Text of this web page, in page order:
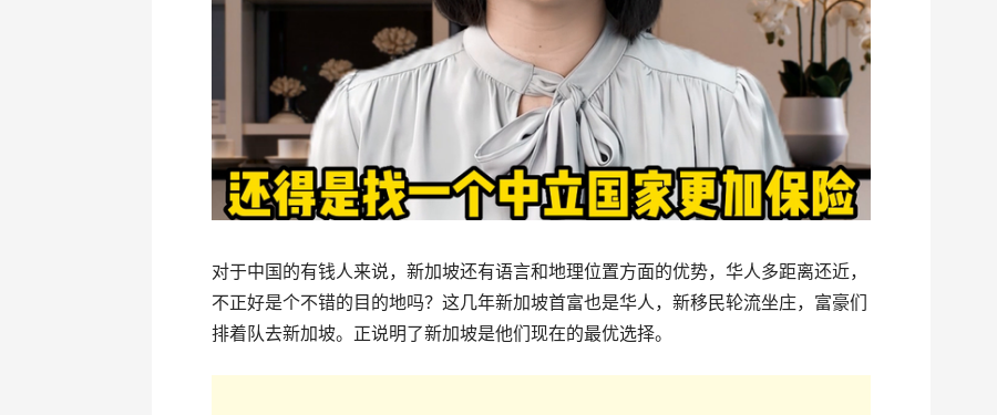
对于中国的有钱人来说，新加坡还有语言和地理位置方面的优势，华人多距离还近，
不正好是个不错的目的地吗？这几年新加坡首富也是华人，新移民轮流坐庄，富豪们
排着队去新加坡。正说明了新加坡是他们现在的最优选择。